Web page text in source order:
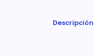
Descripción